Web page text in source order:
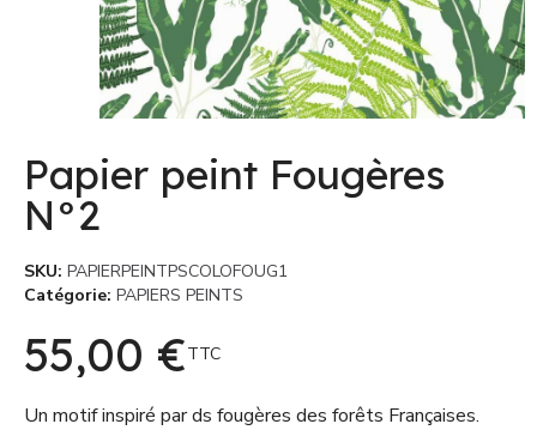
Papier peint Fougères
N°2
SKU PAPIERPEINTPSCOLOFOUG1
Catégorie PAPIERS PEINTS
55,00 €TTC
Un motif inspiré par ds fougères des forêts Françaises.